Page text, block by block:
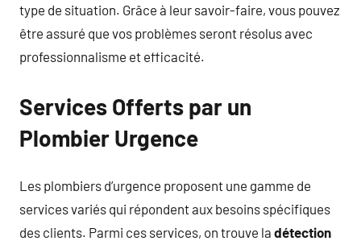
type de situation. Grâce à leur savoir-faire, vous pouvez
être assuré que vos problèmes seront résolus avec
professionnalisme et efficacité.
Services Offerts par un
Plombier Urgence
Les plombiers d’urgence proposent une gamme de
services variés qui répondent aux besoins spécifiques
des clients. Parmi ces services, on trouve la détection